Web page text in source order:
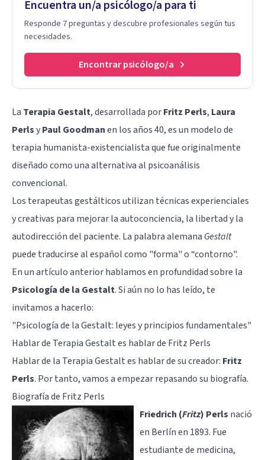
Encuentra un/a psicólogo/a para ti
Responde 7 preguntas y descubre profesionales según tus
necesidades.
Encontrar psicólogo/a
La Terapia Gestalt, desarrollada porFritz Perls, Laura
PerlsyPaul Goodmanen los años 40, es un modelo de
terapia humanista-existencialistaque fue originalmente
diseñado como una alternativa al psicoanálisis
convencional.
Los terapeutas gestálticos utilizan técnicas experienciales
y creativas para mejorar la autoconciencia, la libertad y la
autodirección del paciente. La palabra alemana Gestalt
puede traducirse al español como "forma" o “contorno".
En un artículo anterior hablamos en profundidad sobre la
Psicología de la Gestalt. Si aún no lo has leído, te
invitamos a hacerlo:
"Psicología de la Gestalt: leyes y principios fundamentales"
Hablar de Terapia Gestalt es hablar de Fritz Perls
Hablar de la Terapia Gestalt es hablar de su creador: Fritz
Perls. Por tanto, vamos a empezar repasando su biografía.
Biografía de Fritz Perls
Friedrich (Fritz) Perls nació
en Berlín en 1893. Fue
estudiante de medicina,